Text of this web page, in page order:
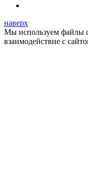
наверх
Мы используем файлы
взаимодействие с